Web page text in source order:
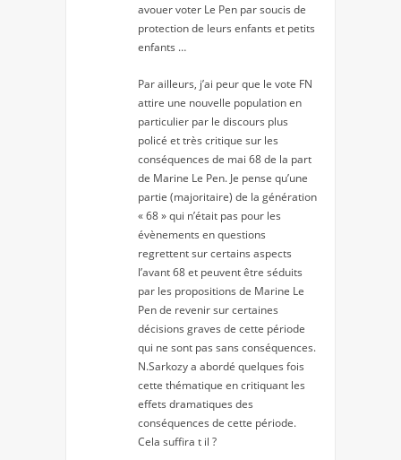
avouer voter Le Pen par soucis de
protection de leurs enfants et petits
enfants …
Par ailleurs, j’ai peur que le vote FN
attire une nouvelle population en
particulier par le discours plus
policé et très critique sur les
conséquences de mai 68 de la part
de Marine Le Pen. Je pense qu’une
partie (majoritaire) de la génération
« 68 » qui n’était pas pour les
évènements en questions
regrettent sur certains aspects
l’avant 68 et peuvent être séduits
par les propositions de Marine Le
Pen de revenir sur certaines
décisions graves de cette période
qui ne sont pas sans conséquences.
N.Sarkozy a abordé quelques fois
cette thématique en critiquant les
effets dramatiques des
conséquences de cette période.
Cela suffira t il ?